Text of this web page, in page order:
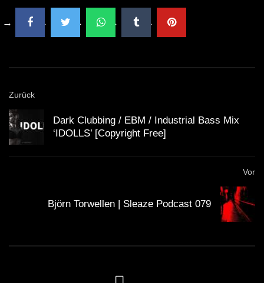
Zurück
Dark Clubbing / EBM / Industrial Bass Mix
‘IDOLLS’ [Copyright Free]
Vor
Björn Torwellen | Sleaze Podcast 079